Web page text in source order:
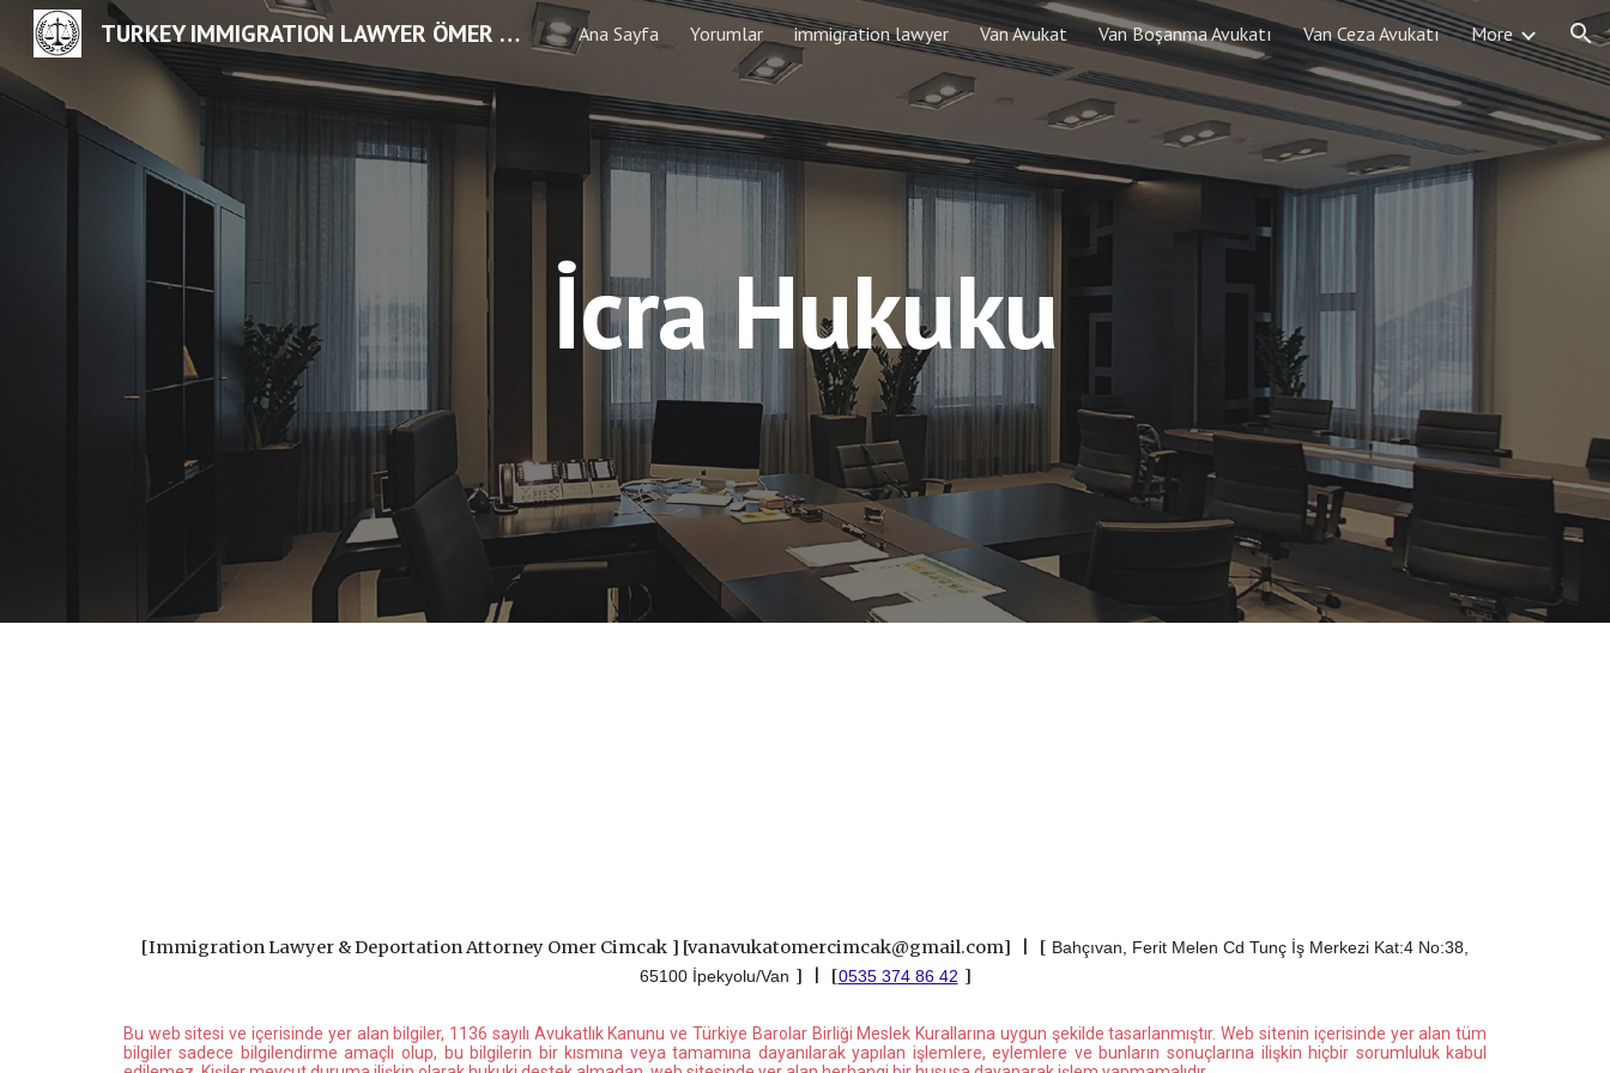
Skip to main content Skip to navigation
TURKEY IMMIGRATION LAWYER ÖMER CİMCAK Ana Sayfa Yorumlar immigration lawyer Van Avukat Van Boşanma Avukatı Van Ceza Avukatı More
İcra Hukuku
[Immigration Lawyer & Deportation Attorney Omer Cimcak ] [vanavukatomercimcak@gmail.com] | [ Bahçıvan, Ferit Melen Cd Tunç İş Merkezi Kat:4 No:38,
65100 İpekyolu/Van ] [0535 374 86 42 ]
Bu web sitesi ve içerisinde yer alan bilgiler, 1136 sayılı Avukatlık Kanunu ve Türkiye Barolar Birliği Meslek Kurallarına uygun şekilde tasarlanmıştır. Web sitenin içerisinde yer alan tüm
bilgiler sadece bilgilendirme amaçlı olup, bu bilgilerin bir kısmına veya tamamına dayanılarak yapılan işlemlere, eylemlere ve bunların sonuçlarına ilişkin hiçbir sorumluluk kabul